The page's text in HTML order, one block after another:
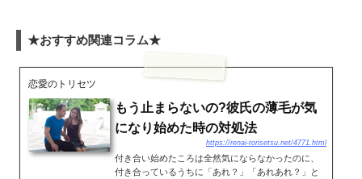
★おすすめ関連コラム★
恋愛のトリセツ
もう止まらないの?彼氏の薄毛が気
になり始めた時の対処法
https://renai-torisetsu.net/4771.html
付き合い始めたころは全然気にならなかったのに、
付き合っているうちに「あれ？」「あれあれ？」と